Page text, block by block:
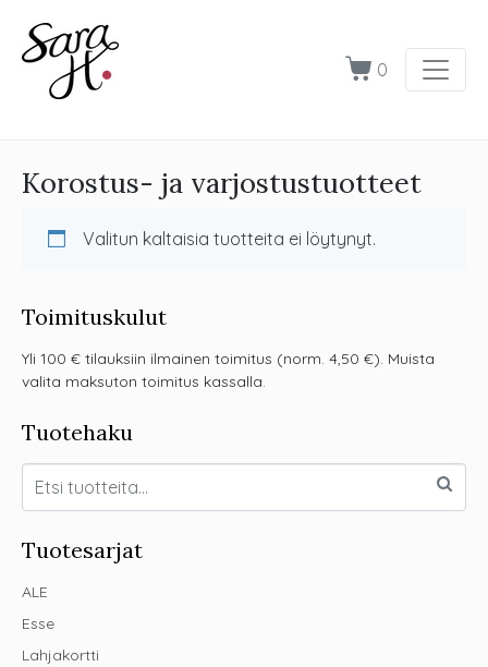
0
Korostus- ja varjostustuotteet
Valitun kaltaisia tuotteita ei löytynyt.
Toimituskulut
Yli 100 € tilauksiin ilmainen toimitus (norm. 4,50 €). Muista
valita maksuton toimitus kassalla.
Tuotehaku
Tuotesarjat
ALE
Esse
Lahjakortti